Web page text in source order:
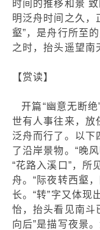
时间的推移和景
明泛舟时间之久，
壑”，是舟行所至
之时，抬头遥望南
【赏读】
开篇“幽意无断绝
世有人事往来，放
泛舟而行了。以下
了沿岸景物。“晚
“花路入溪口”，所
舟。“际夜转西壑
长。“转”字又体现
怡，抬头看见南斗
向后”是描写夜景